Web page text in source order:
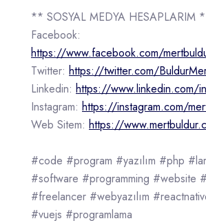
** SOSYAL MEDYA HESAPLARIM
Facebook:
https://www.facebook.com/
Twitter: https://twitter.com/
Linkedin: https://www.linkedin.com/
Instagram: https://instagram.com/
Web Sitem: https://
#code #program #yazılım #php
#software #programming #website
#freelancer #webyazılım
#vuejs #programlama